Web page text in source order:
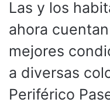
Las y los
ahora
mejores
a diversas
Periférico